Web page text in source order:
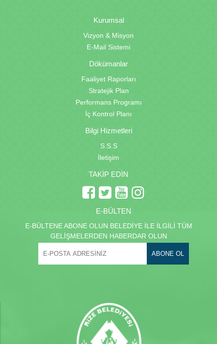
Kurumsal
Vizyon & Misyon
E-Mail Sistemi
Dökümanlar
Faaliyet Raporları
Stratejik Plan
Performans Programı
İç Kontrol Planı
Bilgi Hizmetleri
S.S.S
İletişim
TAKİP EDİN
E-BÜLTEN
E-BÜLTENE ABONE OLUN BELEDİYE İLE İLGİLİ TÜM
GELİŞMELERDEN HABERDAR OLUN